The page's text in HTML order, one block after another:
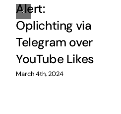
Alert:
Oplichting via
Telegram over
YouTube Likes
March 4th, 2024